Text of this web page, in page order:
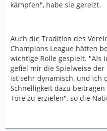
kämpfen", habe sie gereizt.
Auch die Tradition des
Champions League hätten
wichtige Rolle gespielt. "Als
gefiel mir die Spielweise
ist sehr dynamisch, und ich
Schnelligkeit dazu
Tore zu erzielen", so die